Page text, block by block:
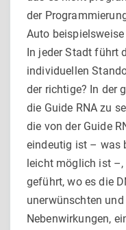
der
Auto beispielsweise
In jeder Stadt führt
individuellen
der richtige? In der
die Guide RNA zu
die von der Guide
eindeutig ist – was
leicht möglich ist
geführt, wo es die
unerwünschten
Nebenwirkungen,